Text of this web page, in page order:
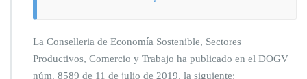
La Conselleria de Economía Sostenible, Sectores
Productivos, Comercio y Trabajo ha publicado en el DOGV
núm. 8589 de 11 de julio de 2019, la siguiente: